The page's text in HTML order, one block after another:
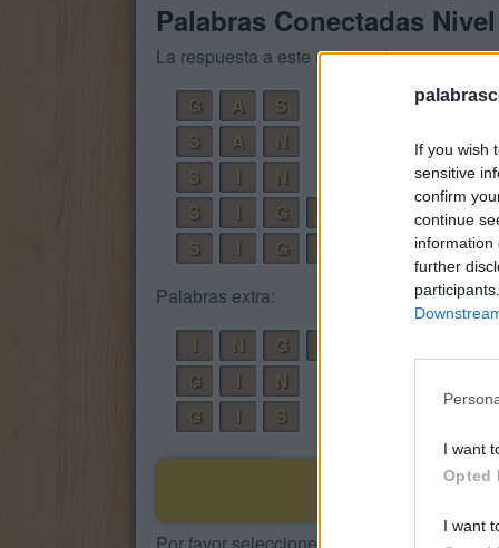
If you wish
sensitive
confirm
continue
information
further
I want
Opted
I want
Palabras Conectadas
La respuesta a este rompecabezas es:
G
A
S
S
A
N
S
N
S
G
S
G
Palabras extra:
N G
G
N
G
S